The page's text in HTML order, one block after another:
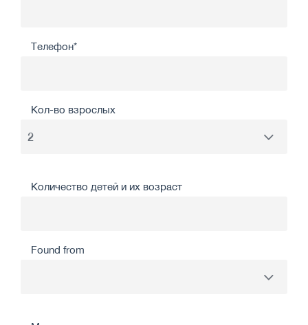
Телефон*
Кол-во взрослых
Количество детей и их возраст
Found from